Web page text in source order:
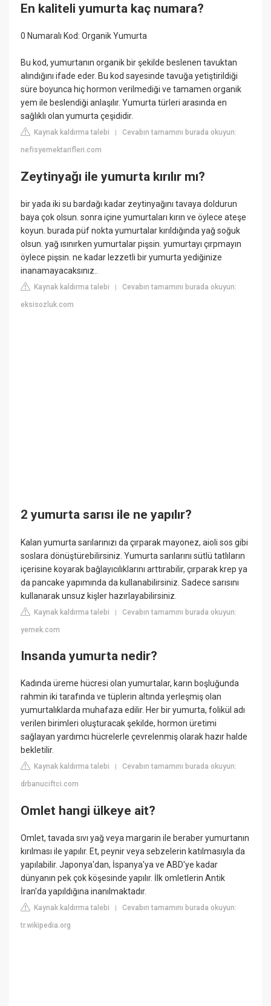
En kaliteli yumurta kaç numara?
0 Numaralı Kod: Organik Yumurta
Bu kod, yumurtanın organik bir şekilde beslenen tavuktan
alındığını ifade eder. Bu kod sayesinde tavuğa yetiştirildiği
süre boyunca hiç hormon verilmediği ve tamamen organik
yem ile beslendiği anlaşılır. Yumurta türleri arasında en
sağlıklı olan yumurta çeşididir.
Kaynak kaldırma talebi |Cevabın tamamını burada okuyun:
nefisyemektarifleri.com
Zeytinyağı ile yumurta kırılır mı?
bir yada iki su bardağı kadar zeytinyağını tavaya doldurun
baya çok olsun. sonra içine yumurtaları kırın ve öylece ateşe
koyun. burada püf nokta yumurtalar kırıldığında yağ soğuk
olsun. yağ ısınırken yumurtalar pişsin. yumurtayı çırpmayın
öylece pişsin. ne kadar lezzetli bir yumurta yediğinize
inanamayacaksınız..
Kaynak kaldırma talebi |Cevabın tamamını burada okuyun:
eksisozluk.com
2 yumurta sarısı ile ne yapılır?
Kalan yumurta sarılarınızı da çırparak mayonez, aioli sos gibi
soslara dönüştürebilirsiniz. Yumurta sarılarını sütlü tatlıların
içerisine koyarak bağlayıcılıklarını arttırabilir, çırparak krep ya
da pancake yapımında da kullanabilirsiniz. Sadece sarısını
kullanarak unsuz kişler hazırlayabilirsiniz.
Kaynak kaldırma talebi |Cevabın tamamını burada okuyun:
yemek.com
Insanda yumurta nedir?
Kadında üreme hücresi olan yumurtalar, karın boşluğunda
rahmin iki tarafında ve tüplerin altında yerleşmiş olan
yumurtalıklarda muhafaza edilir. Her bir yumurta, folikül adı
verilen birimleri oluşturacak şekilde, hormon üretimi
sağlayan yardımcı hücrelerle çevrelenmiş olarak hazır halde
bekletilir.
Kaynak kaldırma talebi |Cevabın tamamını burada okuyun:
drbanuciftci.com
Omlet hangi ülkeye ait?
Omlet, tavada sıvı yağ veya margarin ile beraber yumurtanın
kırılması ile yapılır. Et, peynir veya sebzelerin katılmasıyla da
yapılabilir. Japonya'dan, İspanya'ya ve ABD'ye kadar
dünyanın pek çok köşesinde yapılır. İlk omletlerin Antik
İran'da yapıldığına inanılmaktadır.
Kaynak kaldırma talebi |Cevabın tamamını burada okuyun:
tr.wikipedia.org